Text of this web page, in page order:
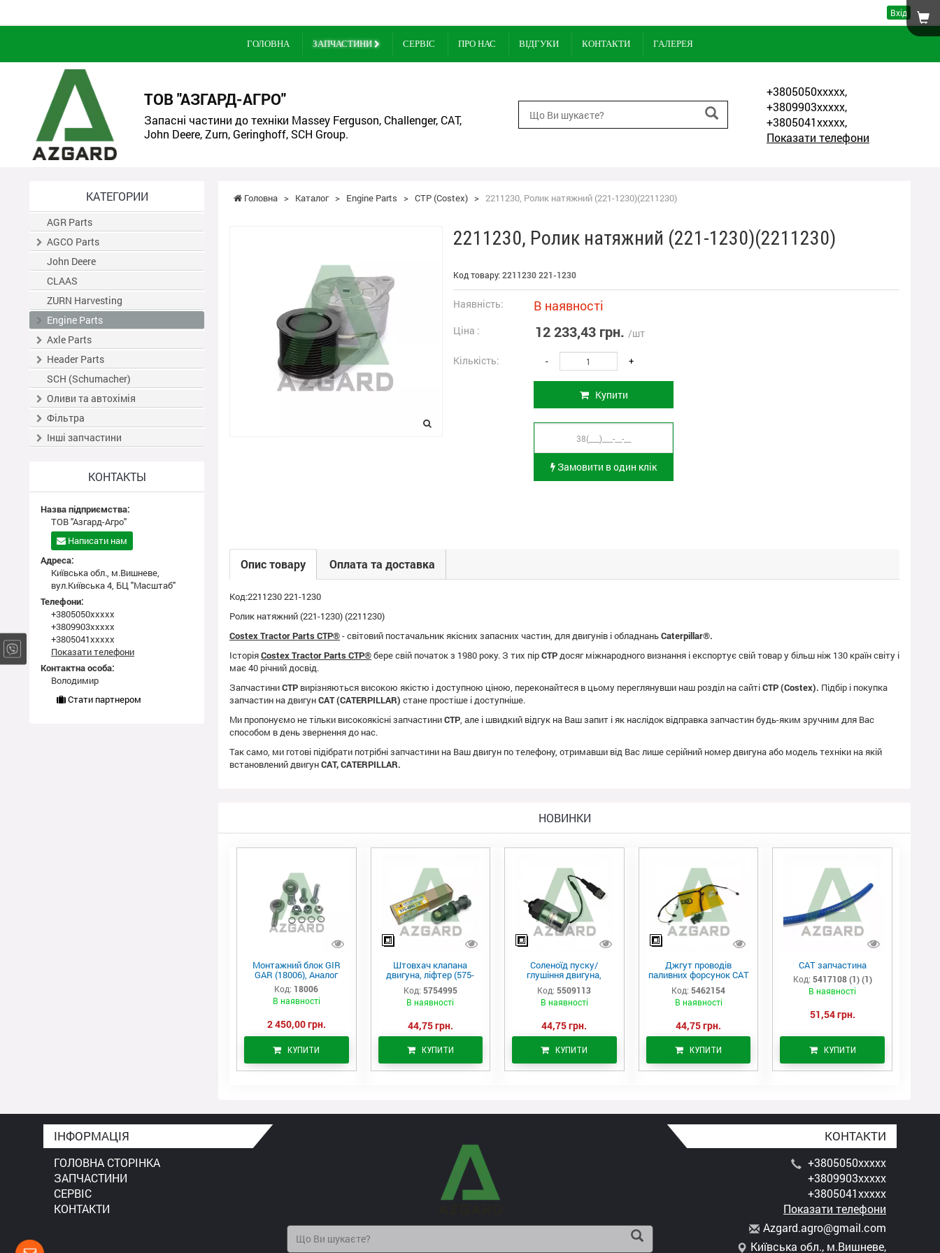
Вхід
ГОЛОВНА ЗАПЧАСТИНИ СЕРВІС ПРО НАС ВІДГУКИ КОНТАКТИ ГАЛЕРЕЯ
ТОВ "АЗГАРД-АГРО"
Запасні частини до техніки Massey Ferguson, Challenger, CAT,
John Deere, Zurn, Geringhoff, SCH Group.
+3805050xxxxx,
+3809903xxxxx,
+3805041xxxxx,
Показати телефони
Головна > Каталог > Engine Parts > CTP (Costex) > 2211230, Ролик натяжний (221-1230)(2211230)
2211230, Ролик натяжний (221-1230)(2211230)
Код товару: 2211230 221-1230
Наявність: В наявності
Ціна : 12 233,43 грн. /шт
Кількість: - +
Купити
Замовити в один клік
Опис товару Оплата та доставка
Код:2211230 221-1230
Ролик натяжний (221-1230) (2211230)
Costex Tractor Parts CTP®- світовий постачальник якісних запасних частин, для двигунів і обладнаньCaterpillar®.
ІсторіяCostex Tractor Parts CTP®бере свій початок з 1980 року. З тих пірCTPдосяг міжнародного визнання і експортує свій товар у більш ніж 130 країн світу і
має 40 річний досвід.
ЗапчастиниCTP вирізняються високою якістю і доступною ціною, переконайтеся в цьому переглянувши наш розділ на сайтіCTP (Costex). Підбір і покупка
запчастин на двигунCAT (CATERPILLAR) стане простіше і доступніше.
Ми пропонуємо не тільки високоякісні запчастиниCTP, але і швидкий відгук на Ваш запит і як наслідок відправка запчастин будь-яким зручним для Вас
способом в день звернення до нас.
Так само, ми готові підібрати потрібні запчастини на Ваш двигун по телефону, отримавши від Вас лише серійний номер двигуна або модель техніки на якій
встановлений двигунCAT, CATERPILLAR.
НОВИНКИ
Монтажний блок GIR
GAR (18006), Аналог
Код: 18006
В наявності
2 450,00 грн.
КУПИТИ
Штовхач клапана
двигуна, ліфтер (575-
4995)
Код: 5754995
В наявності
44,75 грн.
КУПИТИ
Соленоїд пуску/
глушіння двигуна,
актуатор (550-9113)
Код: 5509113
В наявності
44,75 грн.
КУПИТИ
Джгут проводів
паливних форсунок CAT
C7/C9 (546-2154)
Код: 5462154
В наявності
44,75 грн.
КУПИТИ
САТ запчастина
Код: 5417108 (1) (1)
В наявності
51,54 грн.
КУПИТИ
КАТЕГОРИИ
AGR Parts
AGCO Parts
John Deere
CLAAS
ZURN Harvesting
Engine Parts
Axle Parts
Header Parts
SCH (Schumacher)
Оливи та автохімія
Фільтра
Інші запчастини
КОНТАКТЫ
Назва підприємства:
ТОВ "Азгард-Агро"
Написати нам
Адреса:
Київська обл., м.Вишневе,
вул.Київська 4, БЦ "Масштаб"
Телефони:
+3805050xxxxx
+3809903xxxxx
+3805041xxxxx
Показати телефони
Контактна особа:
Володимир
Стати партнером
ІНФОРМАЦІЯ
ГОЛОВНА СТОРІНКА
ЗАПЧАСТИНИ
СЕРВІС
КОНТАКТИ
КОНТАКТИ
+3805050xxxxx
+3809903xxxxx
+3805041xxxxx
Показати телефони
Azgard.agro@gmail.com
Київська обл., м.Вишневе,